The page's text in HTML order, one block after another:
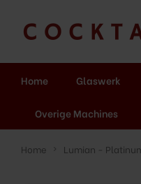
Home Glaswerk
Overige Machines
Home Lumian -